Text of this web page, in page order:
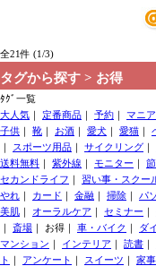
全21件 (1/3)
タグから探す > お得
ﾀｸﾞ一覧
大人気 ｜ 定番商品 ｜ 予約 ｜ マニ
子供 ｜ 靴 ｜ お酒 ｜ 愛犬 ｜ 愛猫 ｜
｜ スポーツ用品 ｜ サイクリング ｜
送料無料 ｜ 紫外線 ｜ モニター ｜
セカンドライフ ｜ 習い事・スクー
やれ ｜ カード ｜ 金融 ｜ 掃除 ｜ パ
美肌 ｜ オーラルケア ｜ セミナー ｜
｜ 斎場 ｜ お得｜ 車・バイク ｜ ダ
マンション ｜ インテリア ｜ 読書 ｜
ト ｜ アンケート ｜ スイーツ ｜ 家事